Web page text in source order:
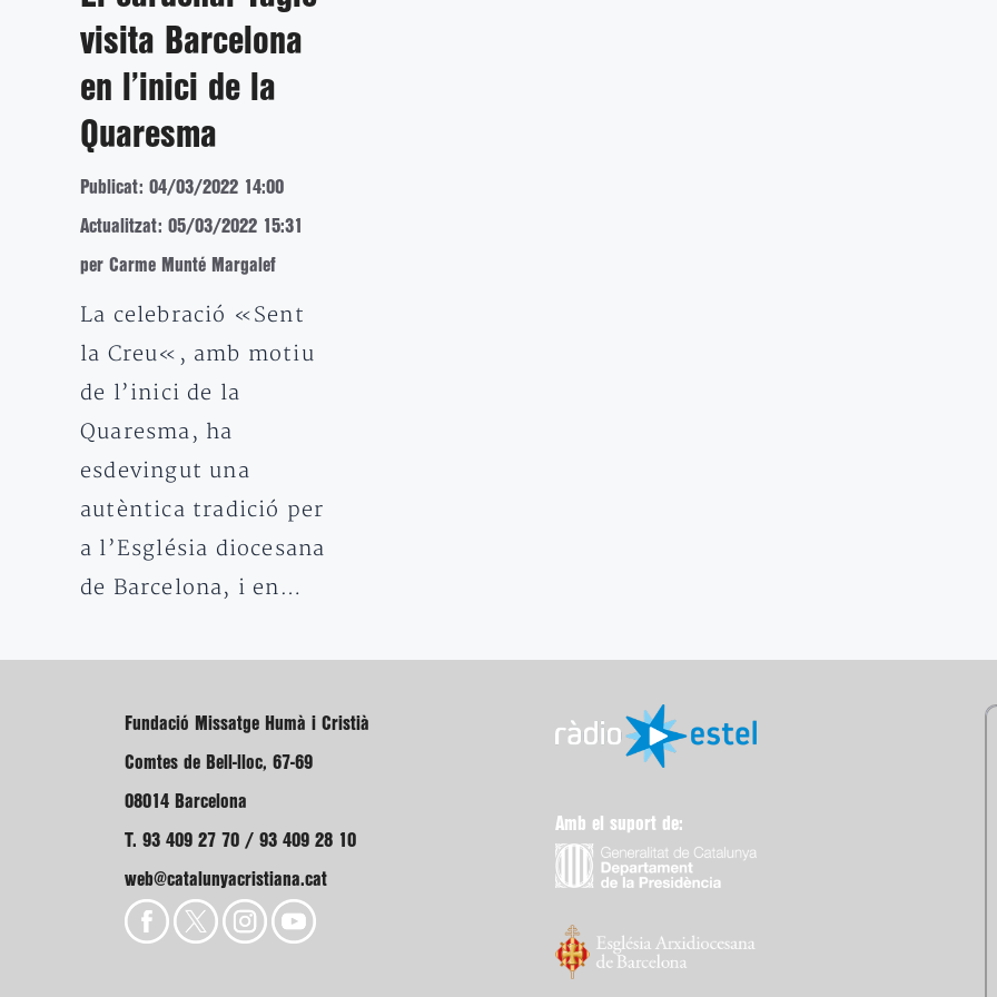
visita Barcelona
en l’inici de la
Quaresma
Publicat: 04/03/2022 14:00
Actualitzat: 05/03/2022 15:31
per Carme Munté Margalef
La celebració «Sent
la Creu«, amb motiu
de l’inici de la
Quaresma, ha
esdevingut una
autèntica tradició per
a l’Església diocesana
de Barcelona, i en…
Fundació Missatge Humà i Cristià
Comtes de Bell-lloc, 67-69
08014 Barcelona
T. 93 409 27 70 / 93 409 28 10
web@catalunyacristiana.cat
Amb el suport de: